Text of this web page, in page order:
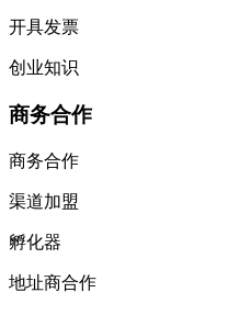
开具发票
创业知识
商务合作
商务合作
渠道加盟
孵化器
地址商合作